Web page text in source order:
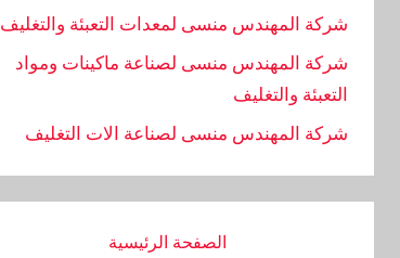
شركة المهندس منسى لمعدات التعبئة والتغليف
شركة المهندس منسى لصناعة ماكينات ومواد
التعبئة والتغليف
‏شركة المهندس منسى لصناعة الات التغليف
الصفحة الرئيسية